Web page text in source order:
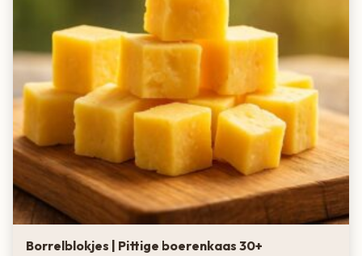
Borrelblokjes | Pittige boerenkaas 30+